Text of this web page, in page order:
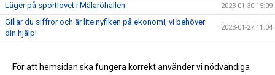
Läger på sportlovet i Mälaröhallen 2023-01-30 15:09
Gillar du siffror och är lite nyfiken på ekonomi, vi behöver
din hjälp!
2023-01-27 11:04
2022-04-04 10:59
För att hemsidan ska fungera korrekt använder vi nödvändiga